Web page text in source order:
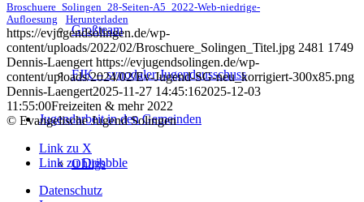
Großteam
FJK – synodaler Jugendausschuss
Jugendarbeit in den Gemeinden
Ohligs
Broschuere_Solingen_28-Seiten-A5_2022-Web-niedrige-
Aufloesung
Herunterladen
https://evjugendsolingen.de/wp-
content/uploads/2022/02/Broschuere_Solingen_Titel.jpg 2481 1749
Dennis-Laengert https://evjugendsolingen.de/wp-
content/uploads/2024/02/Ev-Jugend-SG-neu_korrigiert-300x85.png
Dennis-Laengert2025-11-27 14:45:162025-12-03
11:55:00Freizeiten & mehr 2022
© Evangelische Jugend Solingen
Link zu X
Link zu Dribbble
Datenschutz